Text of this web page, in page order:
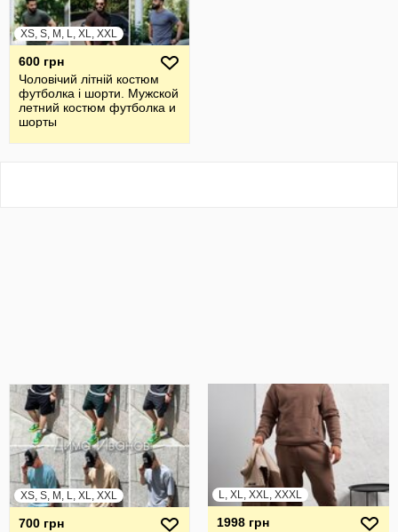
XS, S, M, L, XL, XXL
600 грн
Чоловічий літній костюм
футболка і шорти. Мужской
летний костюм футболка и
шорты
XS, S, M, L, XL, XXL
700 грн
L, XL, XXL, XXXL
1998 грн